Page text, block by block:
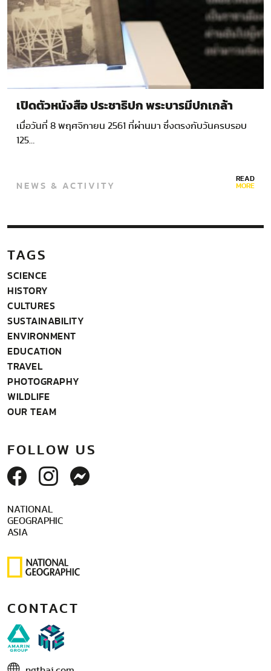
เปิดตัวหนังสือ ประชาธิปก พระบารมีปกเกล้า
เมื่อวันที่ 8 พฤศจิกายน 2561 ที่ผ่านมา ซึ่งตรงกับวันครบรอบ
125…
NEWS & ACTIVITY READ
MORE
TAGS
SCIENCE
HISTORY
CULTURES
SUSTAINABILITY
ENVIRONMENT
EDUCATION
TRAVEL
PHOTOGRAPHY
WILDLIFE
OUR TEAM
FOLLOW US
NATIONAL
GEOGRAPHIC
ASIA
CONTACT